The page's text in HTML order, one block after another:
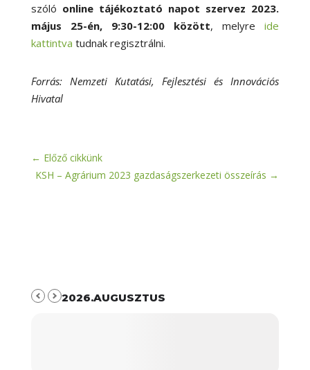
szóló online tájékoztató napot szervez 2023.
május 25-én, 9:30-12:00 között, melyre
ide
kattintva tudnak regisztrálni.
Forrás: Nemzeti Kutatási, Fejlesztési és Innovációs
Hivatal
← Előző cikkünk
KSH – Agrárium 2023 gazdaságszerkezeti összeírás →
2026.AUGUSZTUS